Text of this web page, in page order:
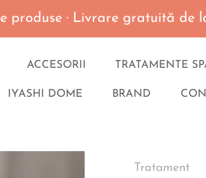
produse · Livrare gratuită de
ACCESORII TRATAMENTE
IYASHI DOME BRAND
Tratament